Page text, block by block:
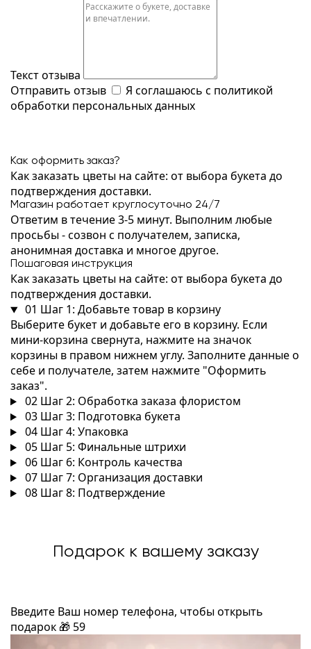
Текст отзыва
Отправить отзыв
Я соглашаюсь с политикой
обработки персональных данных
Как оформить заказ?
Как заказать цветы на сайте: от выбора букета до
подтверждения доставки.
Магазин работает круглосуточно 24/7
Ответим в течение 3-5 минут. Выполним любые
просьбы - созвон с получателем, записка,
анонимная доставка и многое другое.
Пошаговая инструкция
Как заказать цветы на сайте: от выбора букета до
подтверждения доставки.
01 Шаг 1: Добавьте товар в корзину
Выберите букет и добавьте его в корзину. Если
мини-корзина свернута, нажмите на значок
корзины в правом нижнем углу. Заполните данные о
себе и получателе, затем нажмите "Оформить
заказ".
02 Шаг 2: Обработка заказа флористом
03 Шаг 3: Подготовка букета
04 Шаг 4: Упаковка
05 Шаг 5: Финальные штрихи
06 Шаг 6: Контроль качества
07 Шаг 7: Организация доставки
08 Шаг 8: Подтверждение
Подарок к вашему заказу
Введите Ваш номер телефона, чтобы открыть
подарок 🎁 59